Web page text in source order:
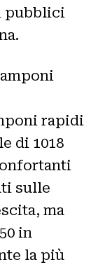
pubblici
rapidi
di 1018
sulle
ma
in
la più